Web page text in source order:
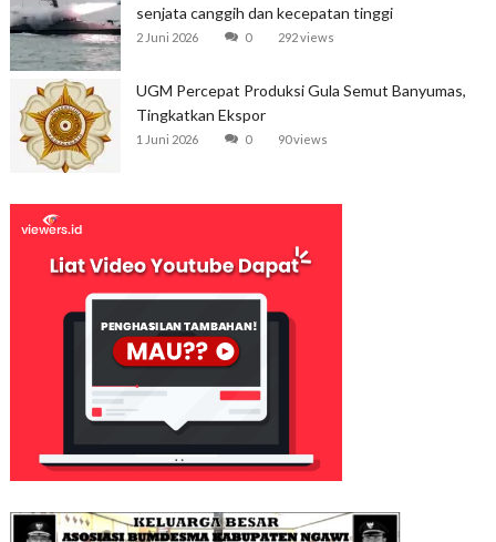
senjata canggih dan kecepatan tinggi
2 Juni 2026 0 292 views
UGM Percepat Produksi Gula Semut Banyumas,
Tingkatkan Ekspor
1 Juni 2026 0 90 views